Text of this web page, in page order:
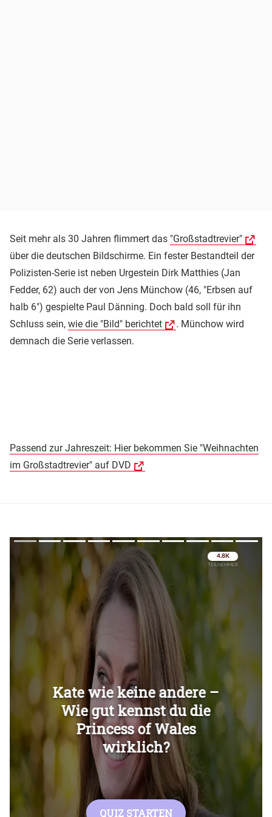
Seit mehr als 30 Jahren flimmert das "Großstadtrevier"
über die deutschen Bildschirme. Ein fester Bestandteil der
Polizisten-Serie ist neben Urgestein Dirk Matthies (Jan
Fedder, 62) auch der von Jens Münchow (46, "Erbsen auf
halb 6") gespielte Paul Dänning. Doch bald soll für ihn
Schluss sein, wie die "Bild" berichtet
. Münchow wird
demnach die Serie verlassen.
Passend zur Jahreszeit: Hier bekommen Sie "Weihnachten
im Großstadtrevier" auf DVD
Überspringen